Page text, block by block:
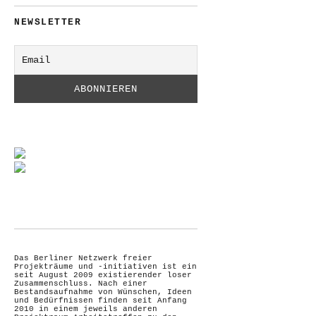
NEWSLETTER
Das Berliner Netzwerk freier
Projekträume und -initiativen ist ein
seit August 2009 existierender loser
Zusammenschluss. Nach einer
Bestandsaufnahme von Wünschen, Ideen
und Bedürfnissen finden seit Anfang
2010 in einem jeweils anderen